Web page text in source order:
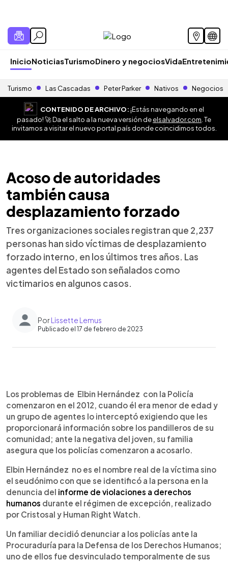
InicioNoticiasTurismoDinero y negociosVida
Turismo Las Cascadas Peter Parker Nativos Negocios
CONTENIDO DE ARCHIVO:¡Estás navegando en el
pasado! 🚀 Da el salto a la nueva versión deelsalvador.com . Te
invitamos a visitar el nuevo portal país donde coincidimos todos.
Acoso de autoridades
también causa
desplazamiento forzado
Tres organizaciones sociales registran que 2,237
personas han sido víctimas de desplazamiento
forzado interno, en los últimos tres años. Las
agentes del Estado son señalados como
victimarios en algunos casos.
PorLissette Lemus
Publicado el 17 de febrero de 2023
► Escuchar artículo
Los problemas de Elbin Hernández con la Policía
comenzaron en el 2012, cuando él era menor de edad y
un grupo de agentes lo interceptó exigiendo que les
proporcionará información sobre los pandilleros de su
comunidad; ante la negativa del joven, su familia
asegura que los policías comenzaron a acosarlo.
Elbin Hernández no es el nombre real de la víctima sino
el seudónimo con que se identificó a la persona en la
denuncia del informe de violaciones a derechos
humanos durante el régimen de excepción, realizado
por Cristosal y Human Right Watch.
Un familiar decidió denunciar a los policías ante la
Procuraduría para la Defensa de los Derechos Humanos;
uno de ellos fue desvinculado temporalmente de sus